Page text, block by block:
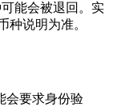
能会被退回。实
种说明为准。
会要求身份验